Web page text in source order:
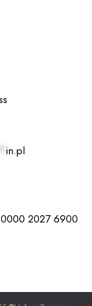
in.pl
0000 2027 6900